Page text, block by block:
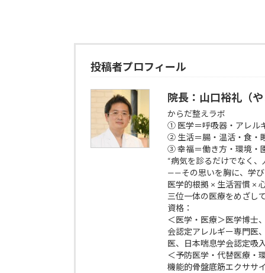
投稿者プロフィール
院長：山口裕礼（
からだ整えラボ
① 医学＝呼吸器・アレル
② 生活＝腸・温活・食・
③ 幸福＝働き方・環境・
“病気を診るだけでなく
——その思いを胸に、学
医学的根拠 × 生活習慣 ×
三位一体の医療をめざし
資格：
＜医学・医療＞医学博士
会認定アレルギー専門医
医、日本喘息学会認定吸
＜予防医学・代替医療・
機能的骨盤底筋エクササ